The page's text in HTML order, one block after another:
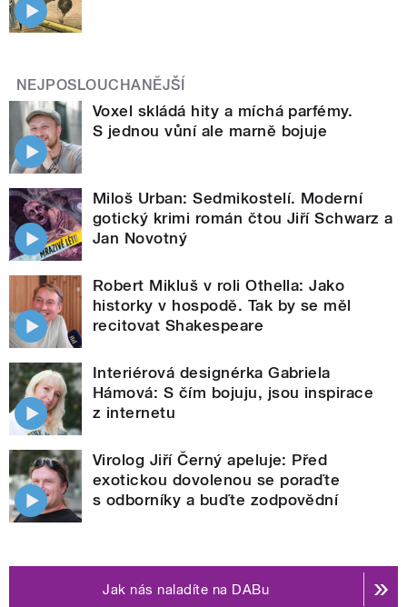
NEJPOSLOUCHANĚJŠÍ
Voxel skládá hity a míchá parfémy.
S jednou vůní ale marně bojuje
Miloš Urban: Sedmikostelí. Moderní
gotický krimi román čtou Jiří Schwarz a
Jan Novotný
Robert Mikluš v roli Othella: Jako
historky v hospodě. Tak by se měl
recitovat Shakespeare
Interiérová designérka Gabriela
Hámová: S čím bojuju, jsou inspirace
z internetu
Virolog Jiří Černý apeluje: Před
exotickou dovolenou se poraďte
s odborníky a buďte zodpovědní
Jak nás naladíte na DABu